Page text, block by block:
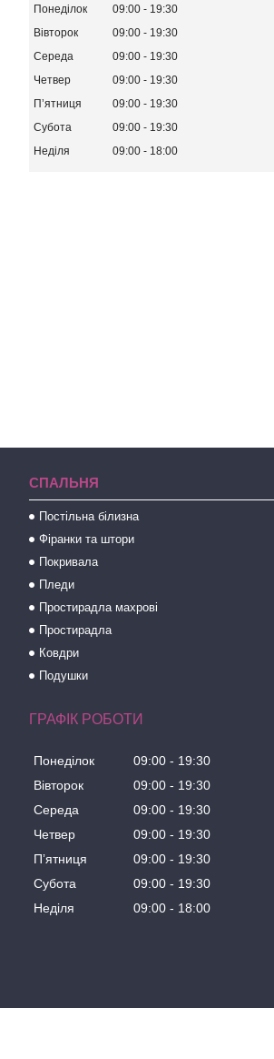
Понеділок 09:00
19:30
Вівторок
09:00
19:30
Середа
09:00
19:30
Четвер
09:00
19:30
Пʼятниця
09:00
19:30
Субота
09:00
19:30
Неділя
09:00 18:00
СПАЛЬНЯ
Постільна білизна
Фіранки та штори
Покривала
Пледи
Простирадла махрові
Простирадла
Ковдри
Подушки
ГРАФІК РОБОТИ
Понеділок 09:00
19:30
Вівторок
09:00
19:30
Середа
09:00
19:30
Четвер
09:00
19:30
Пʼятниця
09:00
19:30
Субота
09:00
19:30
Неділя
09:00 18:00